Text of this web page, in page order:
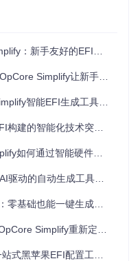
基于硬件特征自动生成
优化配置
切换配置环境
智能诊断系统定位问题
大幅降低了配置错误率。
块协同工作原理
块化设计的智能配置引
环：
EFI自动生成方案与效率提升指南
让新手也能轻松上手的智能工具
智能EFI生成工具实战指南
的智能化技术突破方案
硬件适配实现黑苹果技术民主化
成工具让零基础也能轻松上手
专业EFI的OpenCore自动配置方案
重新定义黑苹果EFI构建流程
置工具，让技术门槛降低90%